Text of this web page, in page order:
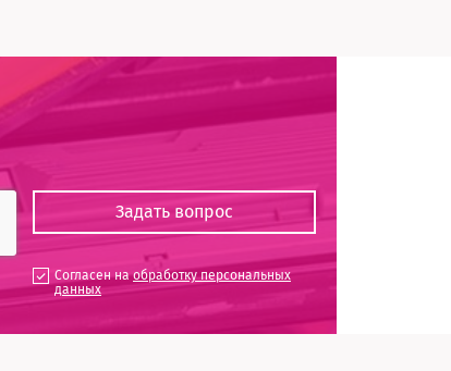
Согласен наобработку персональных
данных